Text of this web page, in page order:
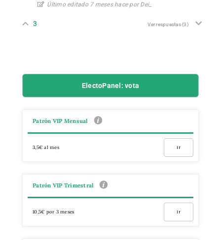
Último editado 7 meses hace por Dei_
3 Ver respuestas(3)
ElectoPanel: vota
Patrón VIP Mensual
3,5€ al mes Ir
Patrón VIP Trimestral
10,5€ por 3 meses Ir